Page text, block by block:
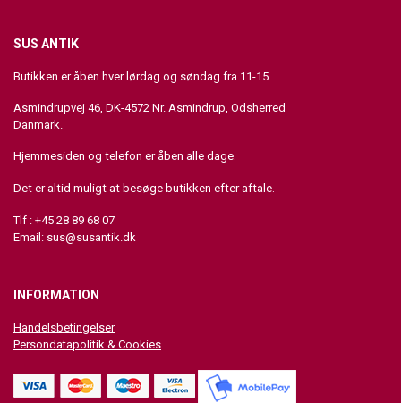
SUS ANTIK
Butikken er åben hver lørdag og søndag fra 11-15.
Asmindrupvej 46, DK-4572 Nr. Asmindrup, Odsherred
Danmark.
Hjemmesiden og telefon er åben alle dage.
Det er altid muligt at besøge butikken efter aftale.
Tlf : +45 28 89 68 07
Email: sus@susantik.dk
INFORMATION
Handelsbetingelser
Persondatapolitik & Cookies